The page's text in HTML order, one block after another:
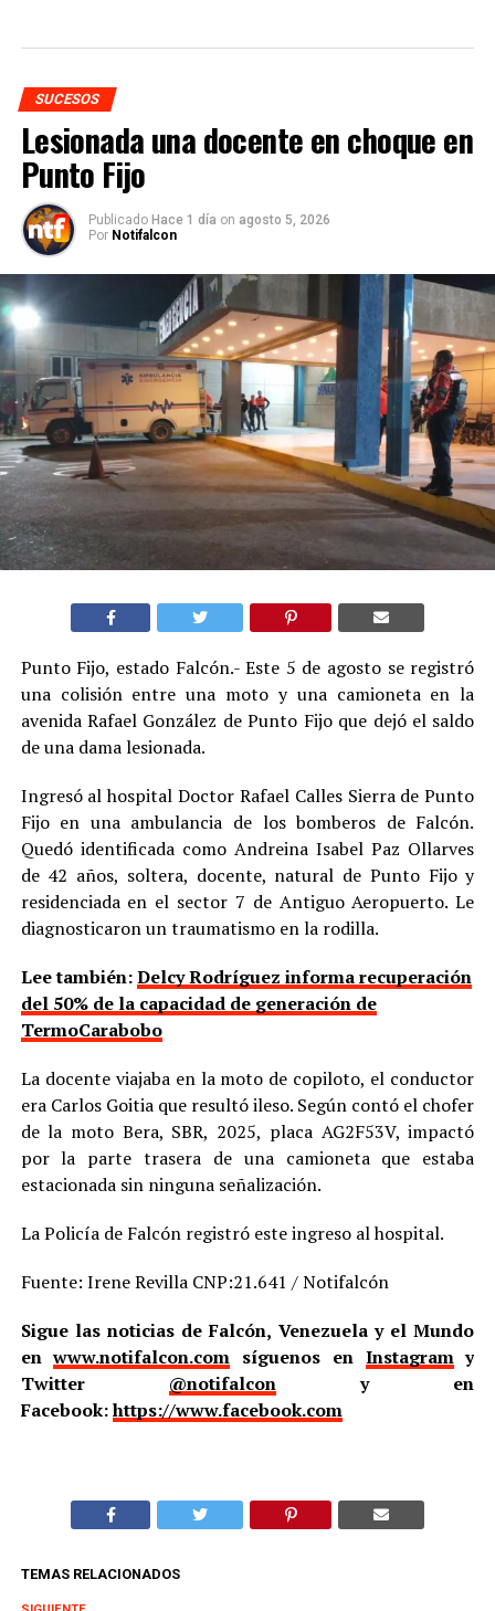
SUCESOS
Lesionada una docente en choque en
Punto Fijo
Publicado Hace 1 día on agosto 5, 2026
Por Notifalcon
Punto Fijo, estado Falcón.- Este 5 de agosto se registró
una colisión entre una moto y una camioneta en la
avenida Rafael González de Punto Fijo que dejó el saldo
de una dama lesionada.
Ingresó al hospital Doctor Rafael Calles Sierra de Punto
Fijo en una ambulancia de los bomberos de Falcón.
Quedó identificada como Andreina Isabel Paz Ollarves
de 42 años, soltera, docente, natural de Punto Fijo y
residenciada en el sector 7 de Antiguo Aeropuerto. Le
diagnosticaron un traumatismo en la rodilla.
Lee también:Delcy Rodríguez informa recuperación
del 50% de la capacidad de generación de
TermoCarabobo
La docente viajaba en la moto de copiloto, el conductor
era Carlos Goitia que resultó ileso. Según contó el chofer
de la moto Bera, SBR, 2025, placa AG2F53V, impactó
por la parte trasera de una camioneta que estaba
estacionada sin ninguna señalización.
La Policía de Falcón registró este ingreso al hospital.
Fuente: Irene Revilla CNP:21.641 / Notifalcón
Sigue las noticias de Falcón, Venezuela y el Mundo
enwww.notifalcon.com síguenos en Instagramy
Twitter @notifalcony en
Facebook:https://www.facebook.com
TEMAS RELACIONADOS